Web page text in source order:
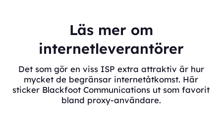
Läs mer om
internetleverantörer
Det som gör en viss ISP extra attraktiv är hur
mycket de begränsar internetåtkomst. Här
sticker Blackfoot Communications ut som favorit
bland proxy-användare.